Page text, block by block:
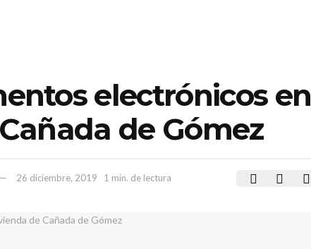
electrónicos en
de Gómez
26 diciembre, 2019 1 min. de lectura